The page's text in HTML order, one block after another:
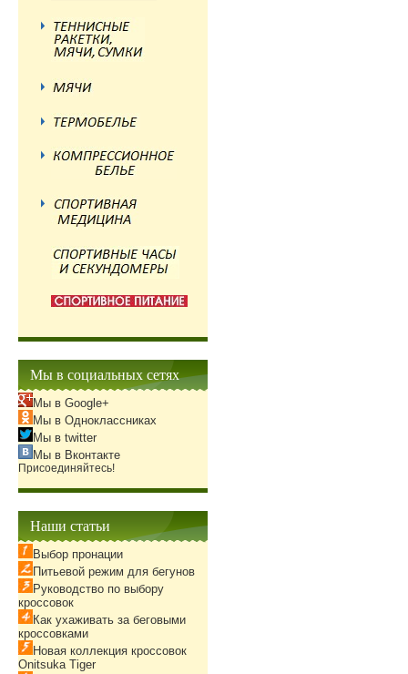
Мы в социальных сетях
Мы в Google+
Мы в Одноклассниках
Мы в twitter
Мы в Вконтакте
Присоединяйтесь!
Наши статьи
Выбор пронации
Питьевой режим для бегунов
Руководство по выбору
кроссовок
Как ухаживать за беговыми
кроссовками
Новая коллекция кроссовок
Onitsuka Tiger